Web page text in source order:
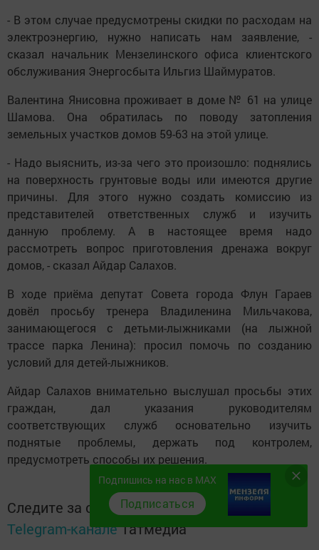
- В этом случае предусмотрены скидки по расходам на
электроэнергию, нужно написать нам заявление, -
сказал начальник Мензелинского офиса клиентского
обслуживания Энергосбыта Ильгиз Шаймуратов.
Валентина Янисовна проживает в доме № 61 на улице
Шамова. Она обратилась по поводу затопления
земельных участков домов 59-63 на этой улице.
- Надо выяснить, из-за чего это произошло: поднялись
на поверхность грунтовые воды или имеются другие
причины. Для этого нужно создать комиссию из
представителей ответственных служб и изучить
данную проблему. А в настоящее время надо
рассмотреть вопрос приготовления дренажа вокруг
домов, - сказал Айдар Салахов.
В ходе приёма депутат Совета города Флун Гараев
довёл просьбу тренера Владиленина Мильчакова,
занимающегося с детьми-лыжниками (на лыжной
трассе парка Ленина): просил помочь по созданию
условий для детей-лыжников.
Айдар Салахов внимательно выслушал просьбы этих
граждан, дал указания руководителям
соответствующих служб основательно изучить
поднятые проблемы, держать под контролем,
предусмотреть способы их решения.
Следите за самым важным и интересным в
Telegram-каналеТатмедиа
Подпишись на нас в MAX
Подписаться